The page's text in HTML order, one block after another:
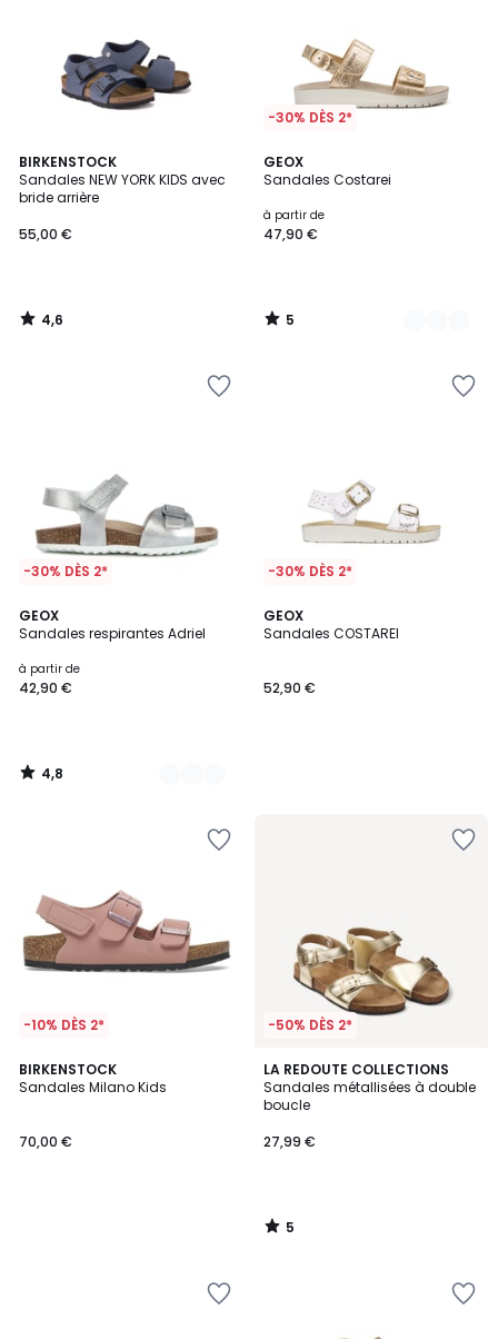
BIRKENSTOCK
Sandales NEW YORK KIDS avec
bride arrière
55,00 €
4,6
/ 5
4,6
/
-30% DÈS 2*
GEOX
Sandales Costarei
à partir de
47,90 €
5
/
2
Couleurs
5
/
-30% DÈS 2*
GEOX
Sandales respirantes Adriel
à partir de
42,90 €
4,8
/ 5
2
Couleurs
4,8
/
-30% DÈS 2*
GEOX
Sandales COSTAREI
52,90 €
-10% DÈS 2*
BIRKENSTOCK
Sandales Milano Kids
70,00 €
-50% DÈS 2*
LA REDOUTE COLLECTIONS
Sandales métallisées à double
boucle
27,99 €
5
/
5
5
/